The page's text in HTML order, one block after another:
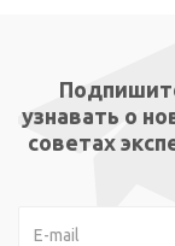
узнавать о
советах